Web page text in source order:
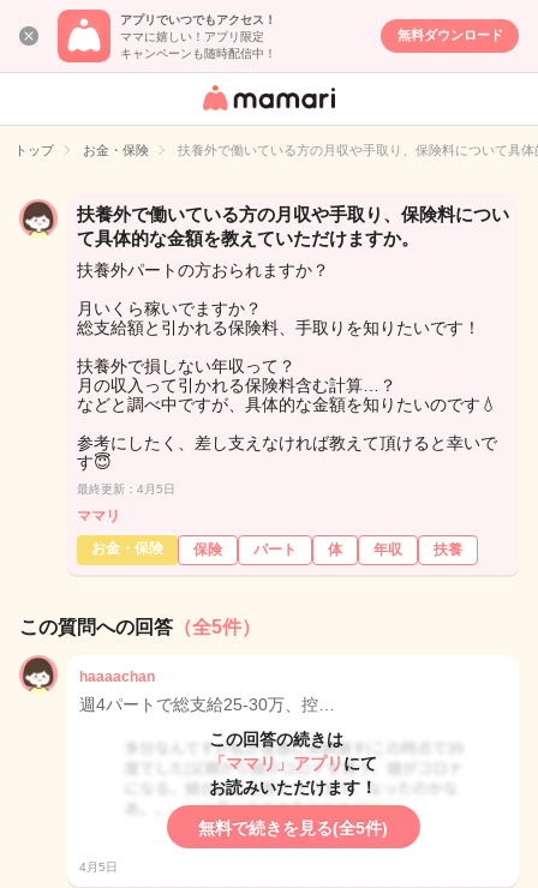
アプリでいつでもアクセス！
ママに嬉しい！アプリ限定
キャンペーンも随時配信中！
無料ダウンロード
女性専用匿名QA
イト
トップ お金・保険 扶養外で働いている方の月収や手取り、保険料について具
扶養外で働いている方の月収や手取り、保険料につい
て具体的な金額を教えていただけますか。
扶養外パートの方おられますか？
月いくら稼いでますか？
総支給額と引かれる保険料、手取りを知りたいです！
扶養外で損しない年収って？
月の収入って引かれる保険料含む計算…？
などと調べ中ですが、具体的な金額を知りたいのです💧
参考にしたく、差し支えなければ教えて頂けると幸いで
す😇
最終更新：4月5日
ママリ
お金・保険
保険 パート 体 年収 扶養
この質問への回答 （全5件）
haaaachan
週4パートで総支給25-30万、控…
この回答の続きは
「ママリ」アプリ にて
お読みいただけます！
無料で続きを見る(全5件)
4月5日